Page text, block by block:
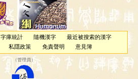
字庫統計 隨機漢字
最近被搜索的漢字
私隱政策 免責聲明 意見簿
（管理員 ）